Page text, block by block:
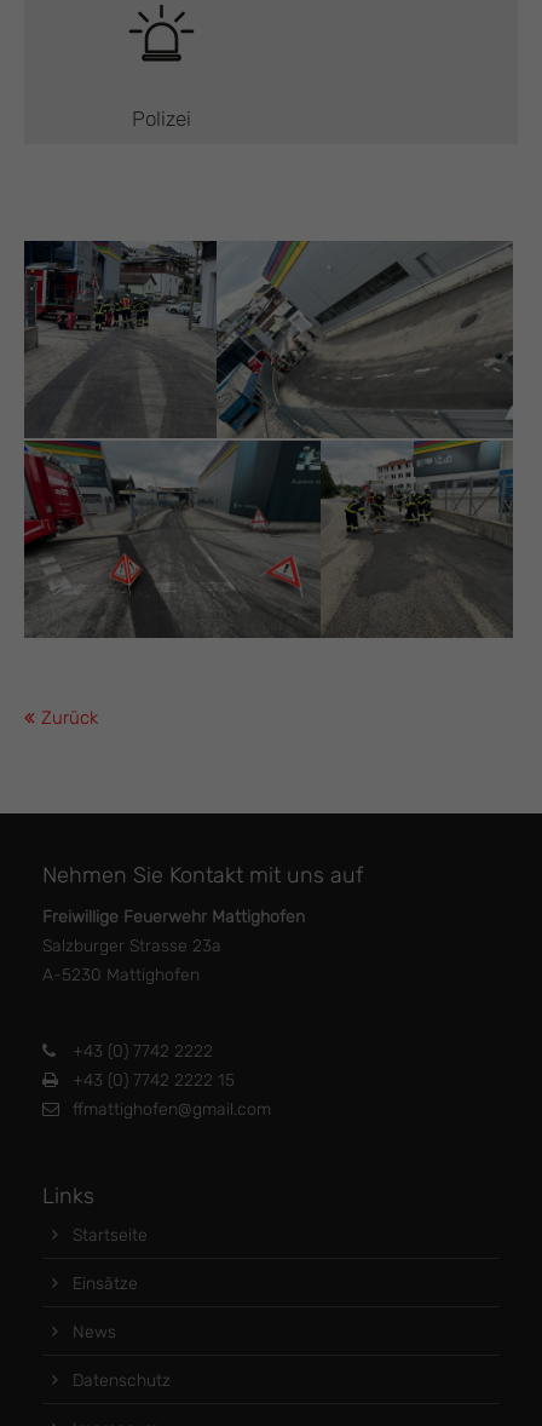
Polizei
Zurück
Nehmen Sie Kontakt mit uns auf
Freiwillige Feuerwehr Mattighofen
Salzburger Strasse 23a
A-5230 Mattighofen
+43 (0) 7742 2222
+43 (0) 7742 2222 15
ffmattighofen@gmail.com
Links
Startseite
Einsätze
News
Datenschutz